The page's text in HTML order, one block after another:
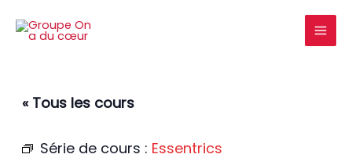
« Tous les cours
Série de cours : Essentrics